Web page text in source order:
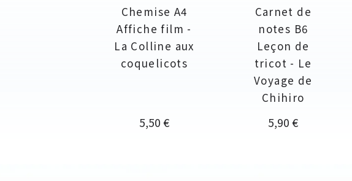
Chemise A4
Affiche film -
La Colline aux
coquelicots
Prix
5,50 €
Carnet de
notes B6
Leçon de
tricot - Le
Voyage de
Chihiro
Prix
5,90 €